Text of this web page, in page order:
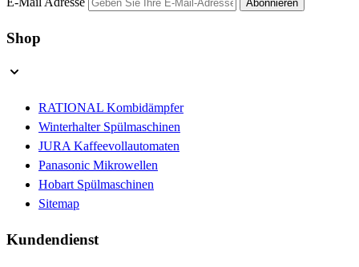
Abonnieren
Shop
RATIONAL Kombidämpfer
Winterhalter Spülmaschinen
JURA Kaffeevollautomaten
Panasonic Mikrowellen
Hobart Spülmaschinen
Sitemap
Kundendienst